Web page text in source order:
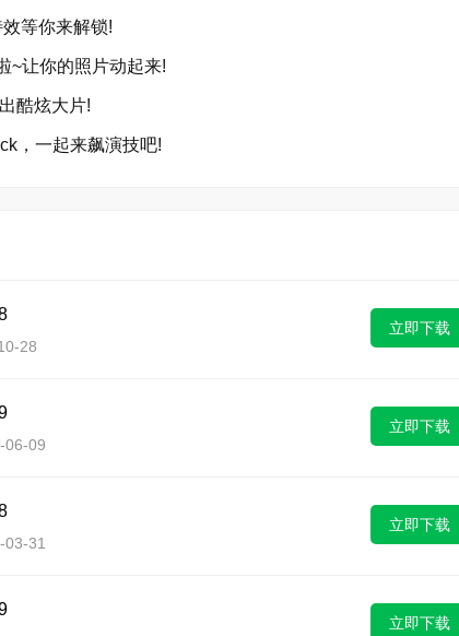
等你来解锁!
让你的照片动起来!
酷炫大片!
，一起来飙演技吧!
28
立即下载
06-09
立即下载
03-31
立即下载
立即下载